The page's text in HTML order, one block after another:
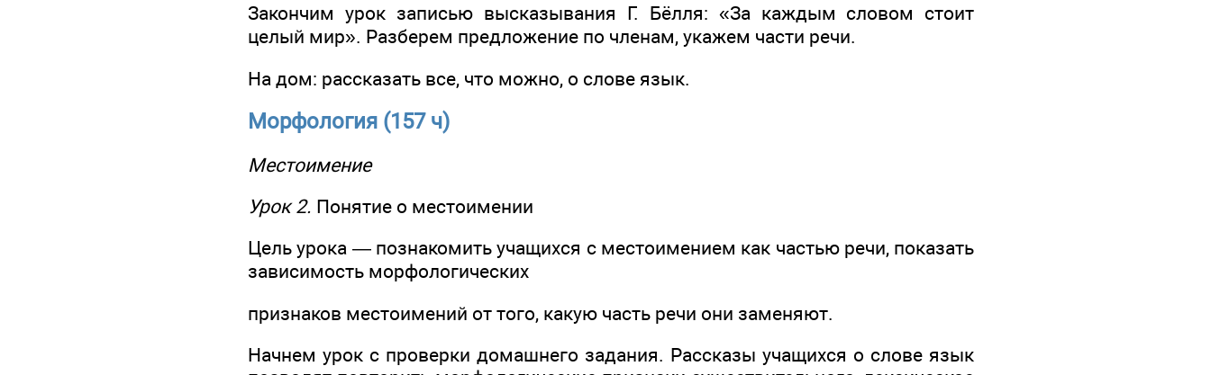
Закончим урок записью высказывания Г. Бёлля: «За каждым словом стоит
целый мир». Разберем предложение по членам, укажем части речи.
На дом: рассказать все, что можно, о слове язык.
Морфология (157 ч)
Местоимение
Урок 2. Понятие о местоимении
Цель урока — познакомить учащихся с местоимением как частью речи, показать
зависимость морфологических
признаков местоимений от того, какую часть речи они заменяют.
Начнем урок с проверки домашнего задания. Рассказы учащихся о слове язык